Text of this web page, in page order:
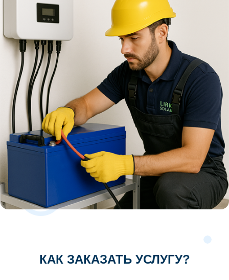
КАК ЗАКАЗАТЬ УСЛУГУ?